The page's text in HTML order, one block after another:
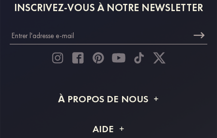
INSCRIVEZ-VOUS À NOTRE NEWSLETTER
À PROPOS DE NOUS
Livraison
AIDE